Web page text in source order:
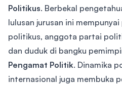
Politikus. Berbekal
lulusan jurusan ini
politikus, anggota partai
dan duduk di bangku
Pengamat Politik. Dinamika
internasional juga membuka